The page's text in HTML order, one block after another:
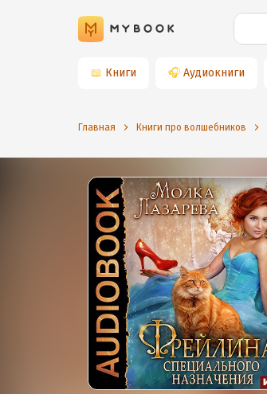
📖 Книги 🎧 Аудиокниги
Главная Книги про волшебников